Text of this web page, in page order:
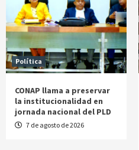
Política
CONAP llama a preservar
la institucionalidad en
jornada nacional del PLD
7 de agosto de 2026